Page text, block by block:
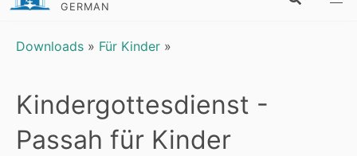
GERMAN
Downloads » Für Kinder »
Kindergottesdienst -
Passah für Kinder